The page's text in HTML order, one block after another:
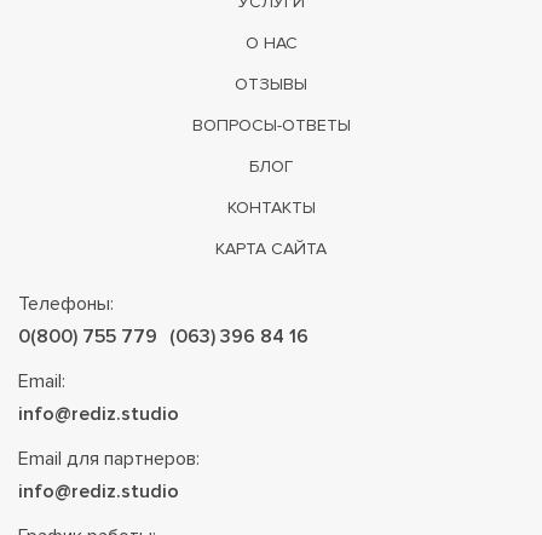
Телефоны:
0(800) 755 779 (063) 396 84 16
Email:
info@rediz.studio
Email для партнеров:
info@rediz.studio
О НАС
ОТЗЫВЫ
ВОПРОСЫ-ОТВЕТЫ
БЛОГ
КОНТАКТЫ
КАРТА САЙТА